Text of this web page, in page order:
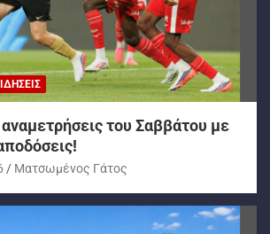
του Σαββάτου με
Ματσωμένος Γάτος